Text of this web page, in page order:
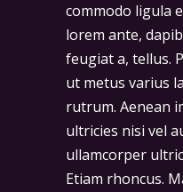
commodo ligula
lorem ante,
feugiat a, tellus.
ut metus varius
rutrum. Aenean
ultricies nisi vel
ullamcorper
Etiam rhoncus.